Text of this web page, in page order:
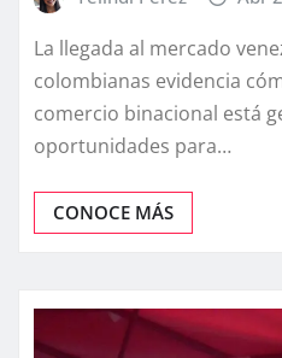
La llegada al mercado
colombianas evidencia
comercio binacional está
oportunidades para…
CONOCE MÁS